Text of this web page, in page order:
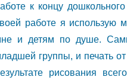
к концу
работе я использую
и детям по душе.
группы, и печать от
рисования